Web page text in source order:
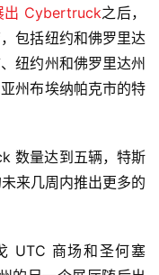
出 Cybertruck之后，
包括纽约和佛罗里达
纽约州和佛罗里达州
州布埃纳帕克市的特
数量达到五辆，特斯
来几周内推出更多的
UTC 商场和圣何塞